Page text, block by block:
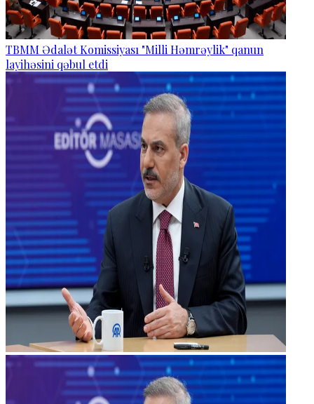
TBMM Ədalət Komissiyası "Milli Həmrəylik" qanun
layihəsini qəbul etdi